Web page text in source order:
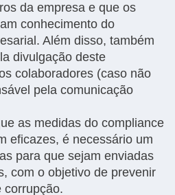
da empresa e que os
conhecimento do
Além disso, também
divulgação deste
colaboradores (caso não
pela comunicação
as medidas do compliance
eficazes, é necessário um
para que sejam enviadas
com o objetivo de prevenir
corrupção.